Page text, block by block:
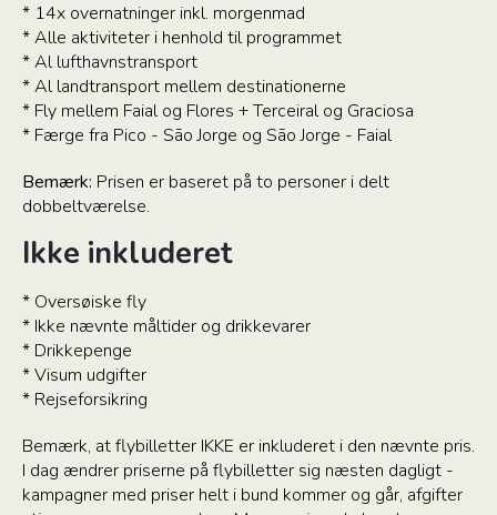
* 14x overnatninger inkl. morgenmad
* Alle aktiviteter i henhold til programmet
* Al lufthavnstransport
* Al landtransport mellem destinationerne
* Fly mellem Faial og Flores + Terceiral og Graciosa
* Færge fra Pico - São Jorge og São Jorge - Faial
Bemærk: Prisen er baseret på to personer i delt
dobbeltværelse.
Ikke inkluderet
* Oversøiske fly
* Ikke nævnte måltider og drikkevarer
* Drikkepenge
* Visum udgifter
* Rejseforsikring
Bemærk, at flybilletter IKKE er inkluderet i den nævnte pris.
I dag ændrer priserne på flybilletter sig næsten dagligt -
kampagner med priser helt i bund kommer og går, afgifter